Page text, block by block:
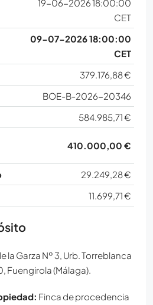
19-06-2026 18:00:00
CET
09-07-2026 18:00:00
CET
379.176,88 €
BOE-B-2026-20346
584.985,71 €
410.000,00 €
29.249,28 €
11.699,71 €
la Garza Nº 3, Urb. Torreblanca
Fuengirola (Málaga).
Finca de procedencia